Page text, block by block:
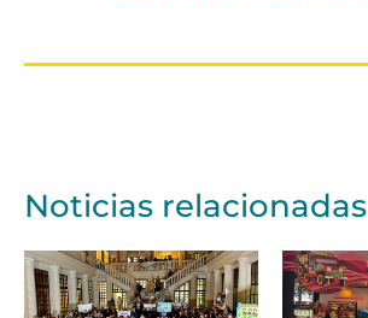
Noticias relacionadas